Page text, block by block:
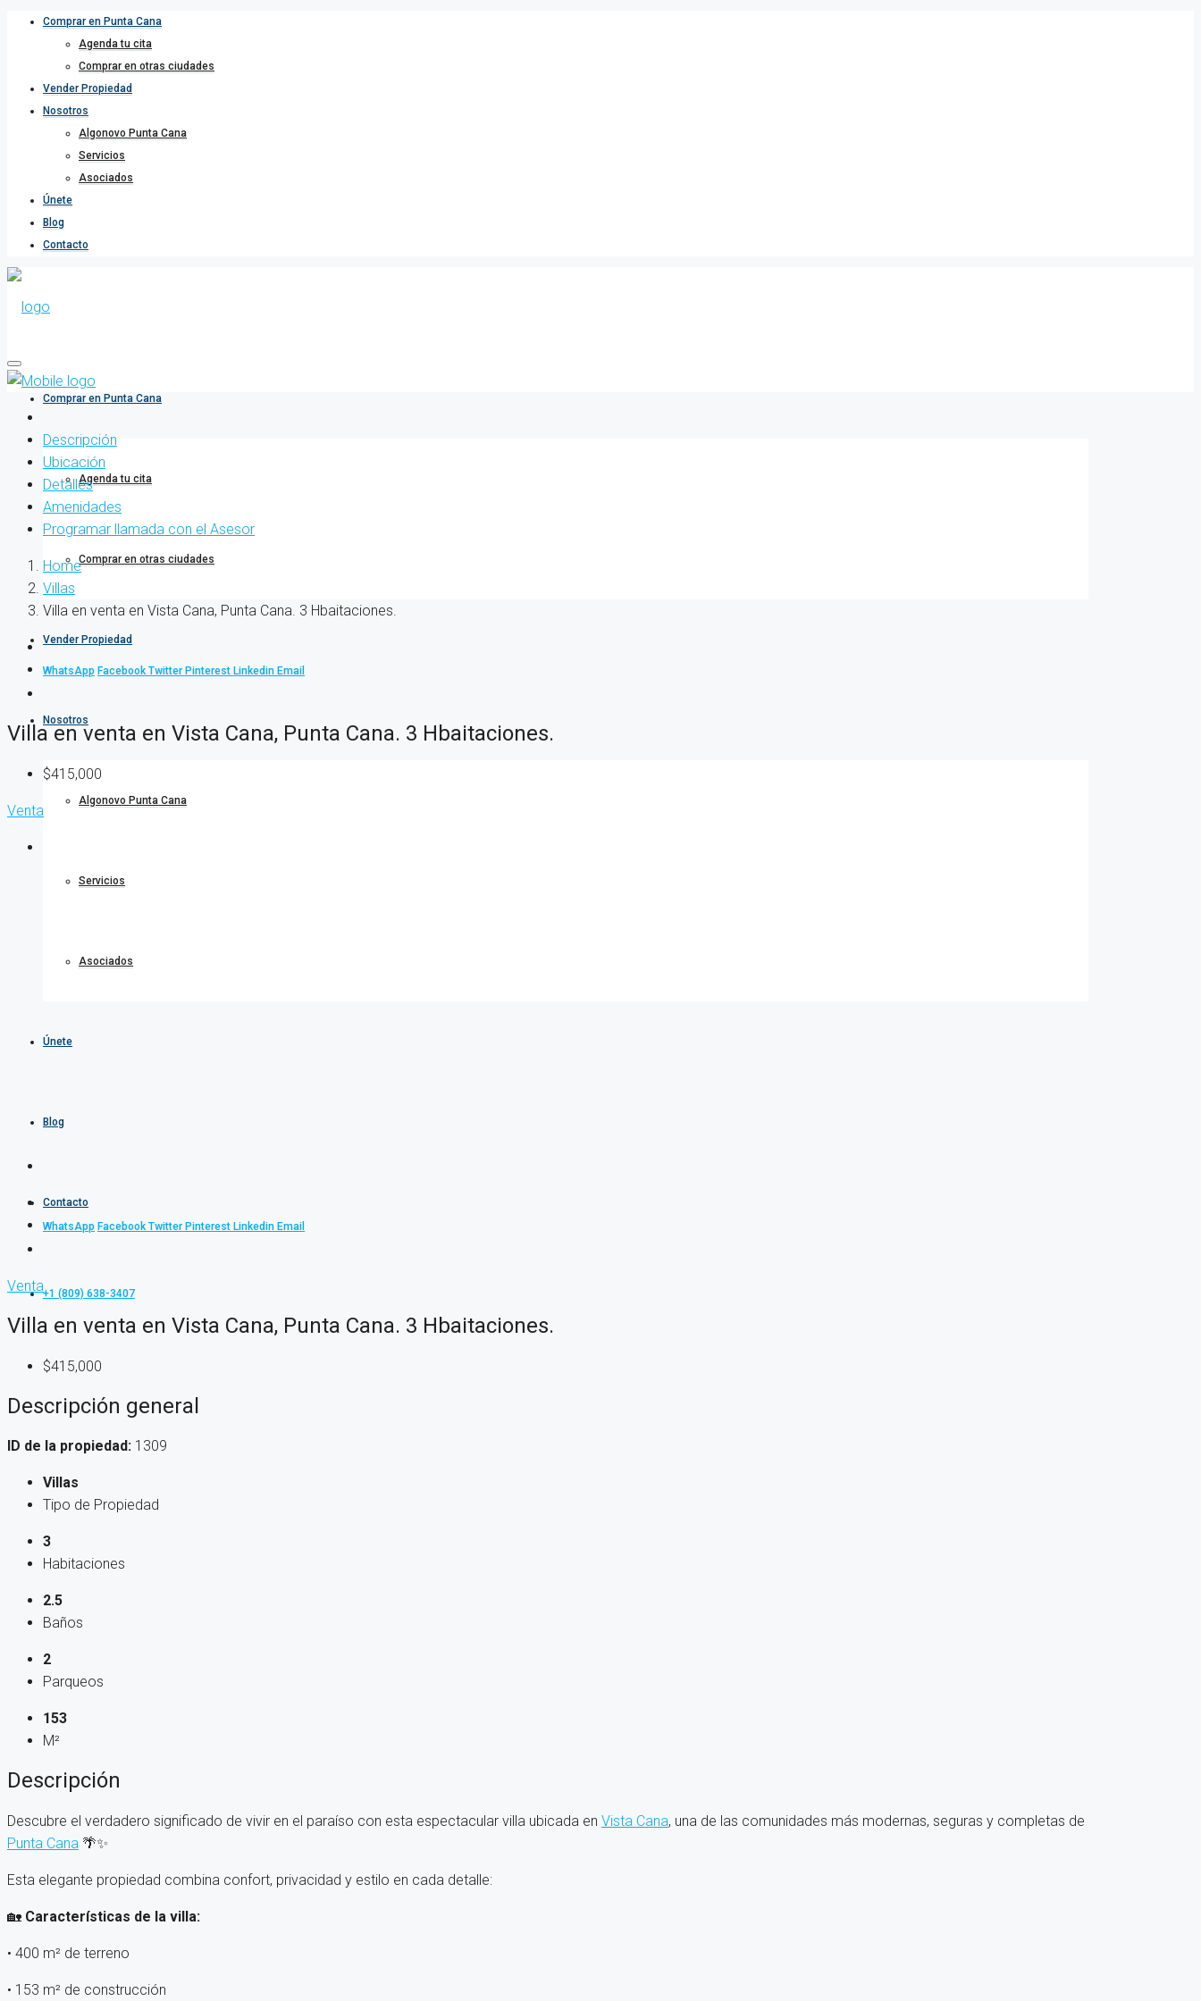
Comprar en Punta Cana
Agenda tu cita
Comprar en otras ciudades
Vender Propiedad
Nosotros
Algonovo Punta Cana
Servicios
Asociados
Únete
Blog
Contacto
Comprar en Punta Cana
Agenda tu cita
Comprar en otras ciudades
Vender Propiedad
Nosotros
Algonovo Punta Cana
Servicios
Asociados
Únete
Blog
Contacto
+1 (809) 638-3407
Descripción
Ubicación
Detalles
Amenidades
Programar llamada con el Asesor
Home
Villas
Villa en venta en Vista Cana, Punta Cana. 3 Hbaitaciones.
WhatsApp Facebook Twitter Pinterest Linkedin Email
Villa en venta en Vista Cana, Punta Cana. 3 Hbaitaciones.
$415,000
Venta
WhatsApp Facebook Twitter Pinterest Linkedin Email
Venta
Villa en venta en Vista Cana, Punta Cana. 3 Hbaitaciones.
$415,000
Descripción general
ID de la propiedad: 1309
Villas
Tipo de Propiedad
3
Habitaciones
2.5
Baños
2
Parqueos
153
M²
Descripción
Descubre el verdadero significado de vivir en el paraíso con esta espectacular villa ubicada en Vista Cana, una de las comunidades más modernas, seguras y completas de
Punta Cana 🌴✨
Esta elegante propiedad combina confort, privacidad y estilo en cada detalle:
🏡 Características de la villa:
• 400 m² de terreno
• 153 m² de construcción